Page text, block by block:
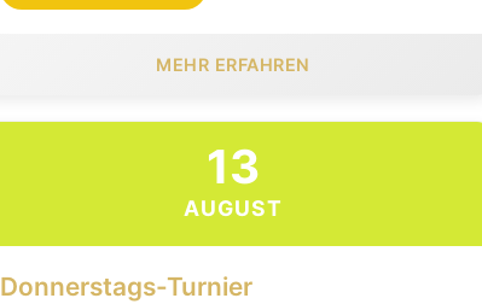
MEHR ERFAHREN
13
AUGUST
Donnerstags-Turnier